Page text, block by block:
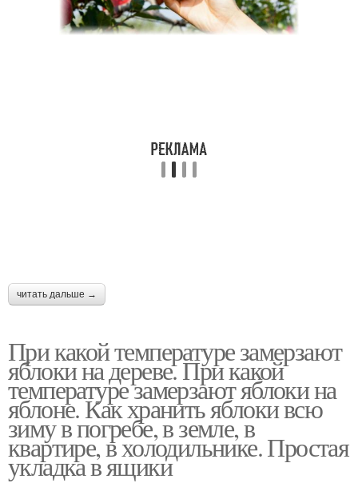
читать дальше →
При какой температуре замерзают
яблоки на дереве. При какой
температуре замерзают яблоки на
яблоне. Как хранить яблоки всю
зиму в погребе, в земле, в
квартире, в холодильнике. Простая
укладка в ящики